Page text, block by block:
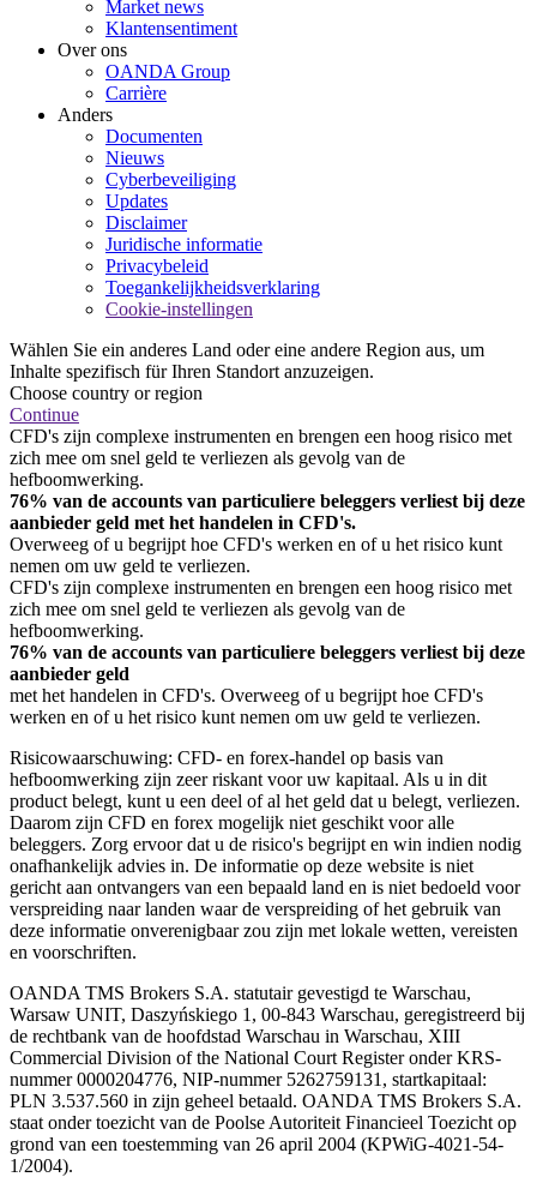
Market news
Klantensentiment
Over ons
OANDA Group
Carrière
Anders
Documenten
Nieuws
Cyberbeveiliging
Updates
Disclaimer
Juridische informatie
Privacybeleid
Toegankelijkheidsverklaring
Cookie-instellingen
Wählen Sie ein anderes Land oder eine andere Region aus, um
Inhalte spezifisch für Ihren Standort anzuzeigen.
Choose country or region
Continue
CFD's zijn complexe instrumenten en brengen een hoog risico met
zich mee om snel geld te verliezen als gevolg van de
hefboomwerking.
76% van de accounts van particuliere beleggers verliest bij deze
aanbieder geld met het handelen in CFD's.
Overweeg of u begrijpt hoe CFD's werken en of u het risico kunt
nemen om uw geld te verliezen.
CFD's zijn complexe instrumenten en brengen een hoog risico met
zich mee om snel geld te verliezen als gevolg van de
hefboomwerking.
76% van de accounts van particuliere beleggers verliest bij deze
aanbieder geld
met het handelen in CFD's. Overweeg of u begrijpt hoe CFD's
werken en of u het risico kunt nemen om uw geld te verliezen.
Risicowaarschuwing: CFD- en forex-handel op basis van
hefboomwerking zijn zeer riskant voor uw kapitaal. Als u in dit
product belegt, kunt u een deel of al het geld dat u belegt, verliezen.
Daarom zijn CFD en forex mogelijk niet geschikt voor alle
beleggers. Zorg ervoor dat u de risico's begrijpt en win indien nodig
onafhankelijk advies in. De informatie op deze website is niet
gericht aan ontvangers van een bepaald land en is niet bedoeld voor
verspreiding naar landen waar de verspreiding of het gebruik van
deze informatie onverenigbaar zou zijn met lokale wetten, vereisten
en voorschriften.
OANDA TMS Brokers S.A. statutair gevestigd te Warschau,
Warsaw UNIT, Daszyńskiego 1, 00-843 Warschau, geregistreerd bij
de rechtbank van de hoofdstad Warschau in Warschau, XIII
Commercial Division of the National Court Register onder KRS-
nummer 0000204776, NIP-nummer 5262759131, startkapitaal:
PLN 3.537.560 in zijn geheel betaald. OANDA TMS Brokers S.A.
staat onder toezicht van de Poolse Autoriteit Financieel Toezicht op
grond van een toestemming van 26 april 2004 (KPWiG-4021-54-
1/2004).